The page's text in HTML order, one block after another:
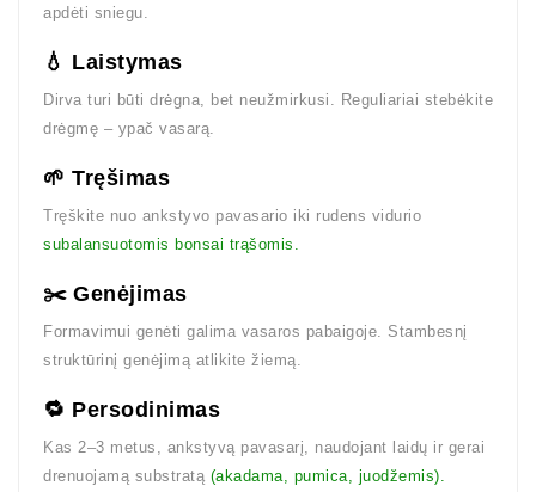
apdėti sniegu.
💧 Laistymas
Dirva turi būti drėgna, bet neužmirkusi. Reguliariai stebėkite
drėgmę – ypač vasarą.
🌱 Tręšimas
Tręškite nuo ankstyvo pavasario iki rudens vidurio
subalansuotomis bonsai trąšomis.
✂️ Genėjimas
Formavimui genėti galima vasaros pabaigoje. Stambesnį
struktūrinį genėjimą atlikite žiemą.
🔁 Persodinimas
Kas 2–3 metus, ankstyvą pavasarį, naudojant laidų ir gerai
drenuojamą substratą (akadama, pumica, juodžemis).